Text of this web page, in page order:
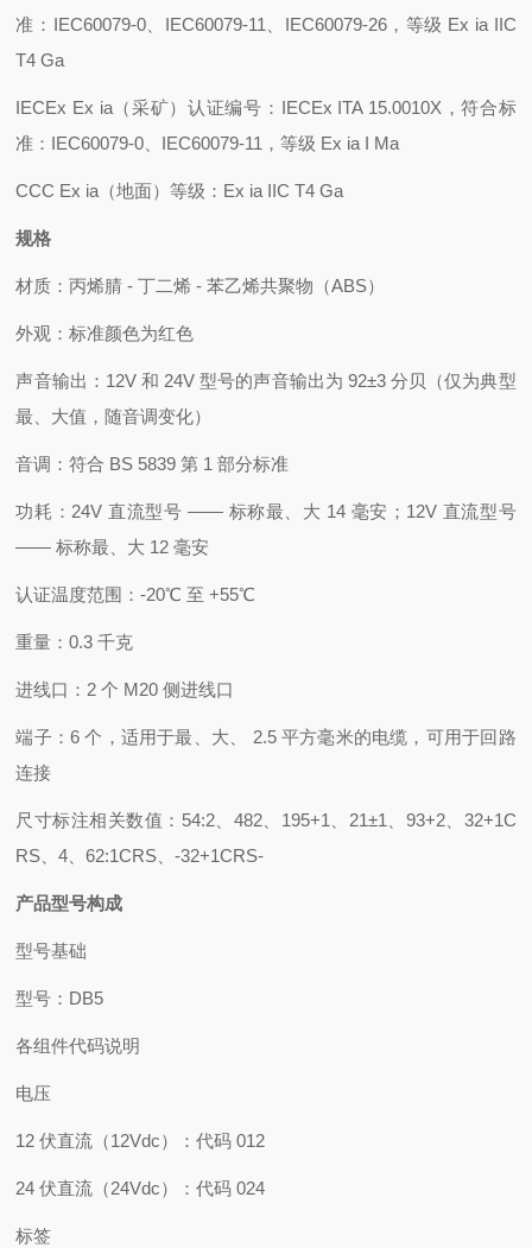
准：IEC60079-0、IEC60079-11、IEC60079-26，等级 Ex ia IIC
T4 Ga
IECEx Ex ia（采矿）认证编号：IECEx ITA 15.0010X，符合标
准：IEC60079-0、IEC60079-11，等级 Ex ia I Ma
CCC Ex ia（地面）等级：Ex ia IIC T4 Ga
规格
材质：丙烯腈 - 丁二烯 - 苯乙烯共聚物（ABS）
外观：标准颜色为红色
声音输出：12V 和 24V 型号的声音输出为 92±3 分贝（仅为典型
最、大值，随音调变化）
音调：符合 BS 5839 第 1 部分标准
功耗：24V 直流型号 —— 标称最、大 14 毫安；12V 直流型号
—— 标称最、大 12 毫安
认证温度范围：-20℃ 至 +55℃
重量：0.3 千克
进线口：2 个 M20 侧进线口
端子：6 个，适用于最、大、 2.5 平方毫米的电缆，可用于回路
连接
尺寸标注相关数值：54:2、482、195+1、21±1、93+2、32+1C
RS、4、62:1CRS、-32+1CRS-
产品型号构成
型号基础
型号：DB5
各组件代码说明
电压
12 伏直流（12Vdc）：代码 012
24 伏直流（24Vdc）：代码 024
标签